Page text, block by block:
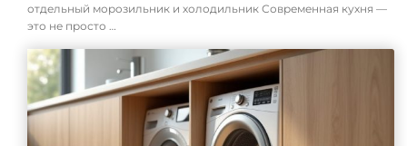
отдельный морозильник и холодильник Современная кухня —
это не просто …